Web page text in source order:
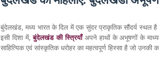
बुंदेलखंड, मध्य भारत के दिल में एक सुंदर प्राकृतिक सौंदर्य स्थल है
इसी दिशा में,बुंदेलखंड की स्त्रियाँअपने हाथों के अभूषणों के
साहित्यिक एवं सांस्कृतिक धरोहर का महत्वपूर्ण हिस्सा है जो